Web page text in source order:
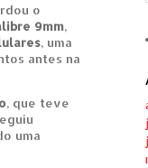
o
9mm,
, uma
antes na
, que teve
uma